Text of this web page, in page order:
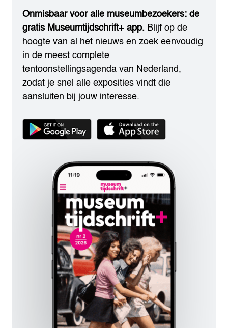
Onmisbaar voor alle museumbezoekers: de
gratis Museumtijdschrift+ app. Blijf op de
hoogte van al het nieuws en zoek eenvoudig
in de meest complete
tentoonstellingsagenda van Nederland,
zodat je snel alle exposities vindt die
aansluiten bij jouw interesse.